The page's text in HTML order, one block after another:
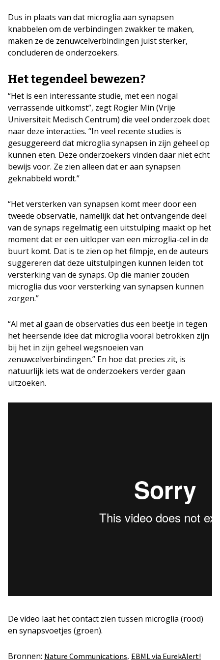
Dus in plaats van dat microglia aan synapsen
knabbelen om de verbindingen zwakker te maken,
maken ze de zenuwcelverbindingen juist sterker,
concluderen de onderzoekers.
Het tegendeel bewezen?
“Het is een interessante studie, met een nogal
verrassende uitkomst”, zegt Rogier Min (Vrije
Universiteit Medisch Centrum) die veel onderzoek doet
naar deze interacties. “In veel recente studies is
gesuggereerd dat microglia synapsen in zijn geheel op
kunnen eten. Deze onderzoekers vinden daar niet echt
bewijs voor. Ze zien alleen dat er aan synapsen
geknabbeld wordt.”
“Het versterken van synapsen komt meer door een
tweede observatie, namelijk dat het ontvangende deel
van de synaps regelmatig een uitstulping maakt op het
moment dat er een uitloper van een microglia-cel in de
buurt komt. Dat is te zien op het filmpje, en de auteurs
suggereren dat deze uitstulpingen kunnen leiden tot
versterking van de synaps. Op die manier zouden
microglia dus voor versterking van synapsen kunnen
zorgen.”
“Al met al gaan de observaties dus een beetje in tegen
het heersende idee dat microglia vooral betrokken zijn
bij het in zijn geheel wegsnoeien van
zenuwcelverbindingen.” En hoe dat precies zit, is
natuurlijk iets wat de onderzoekers verder gaan
uitzoeken.
De video laat het contact zien tussen microglia (rood)
en synapsvoetjes (groen).
Bronnen: Nature Communications, EBML via EurekAlert!